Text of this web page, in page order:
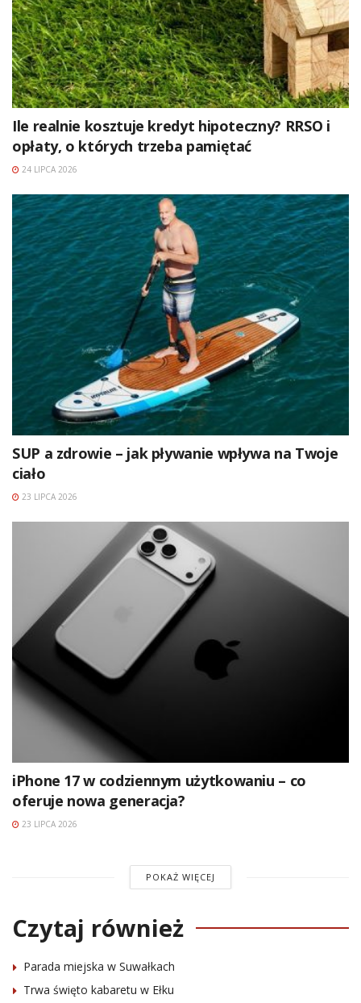
Ile realnie kosztuje kredyt hipoteczny? RRSO i
opłaty, o których trzeba pamiętać
24 LIPCA 2026
SUP a zdrowie – jak pływanie wpływa na Twoje
ciało
23 LIPCA 2026
iPhone 17 w codziennym użytkowaniu – co
oferuje nowa generacja?
23 LIPCA 2026
POKAŻ WIĘCEJ
Czytaj również
Parada miejska w Suwałkach
Trwa święto kabaretu w Ełku